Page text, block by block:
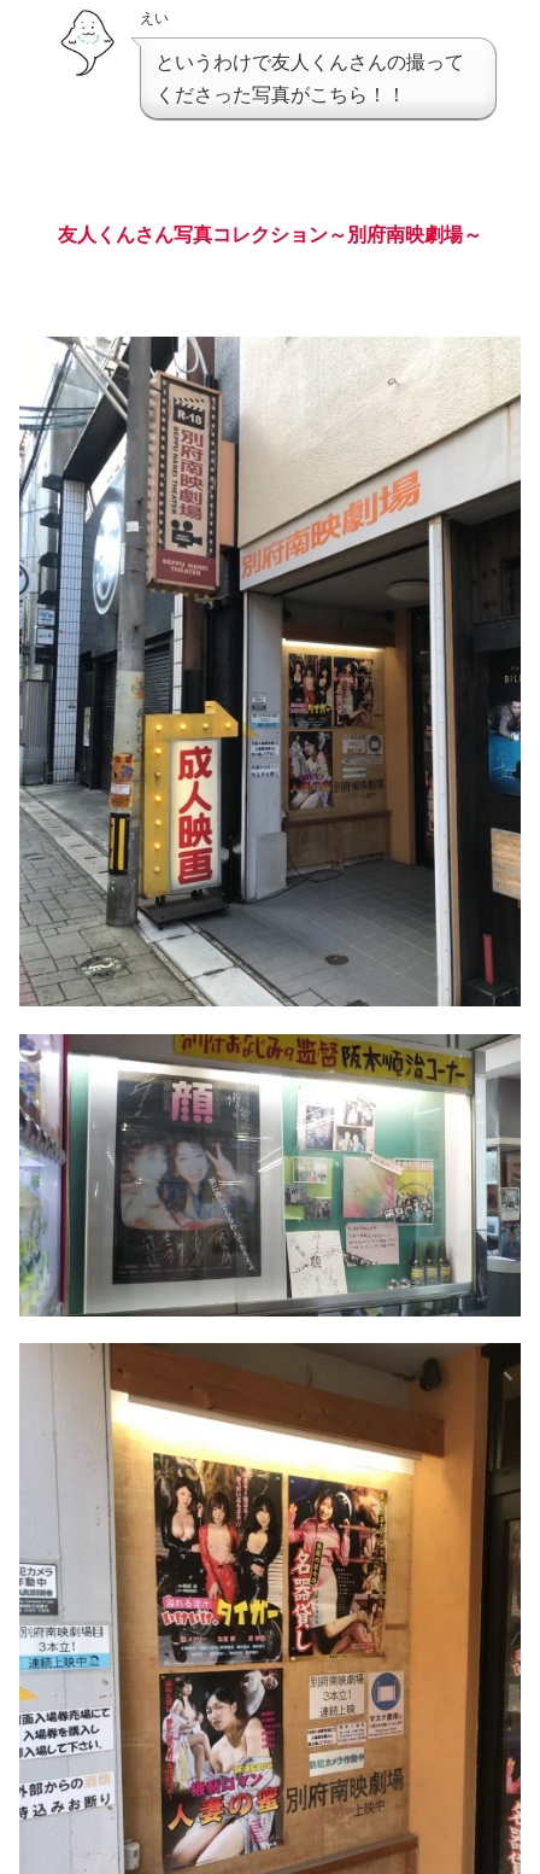
えい
というわけで友人くんさんの撮って
くださった写真がこちら！！
友人くんさん写真コレクション～別府南映劇場～